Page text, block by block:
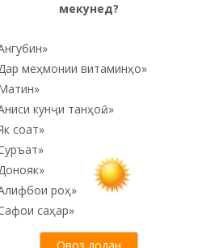
мекунед?
меҳмонии витаминҳо»
кунҷи танҳоӣ...»
соат»
роҳ»
саҳар»